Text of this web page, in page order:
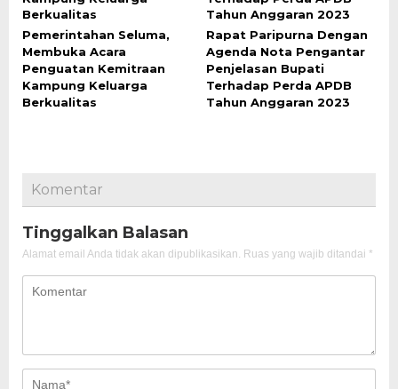
Pemerintahan Seluma,
Membuka Acara
Penguatan Kemitraan
Kampung Keluarga
Berkualitas
Rapat Paripurna Dengan
Agenda Nota Pengantar
Penjelasan Bupati
Terhadap Perda APDB
Tahun Anggaran 2023
Komentar
Tinggalkan Balasan
Alamat email Anda tidak akan dipublikasikan. Ruas yang wajib ditandai *